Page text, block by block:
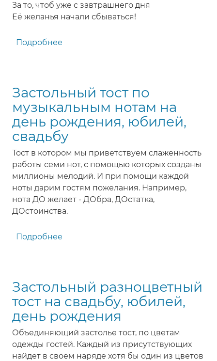
За то, чтоб уже с завтрашнего дня
Её желанья начали сбываться!
Подробнее
стихах
на
День
рождения
женщины
Застольный тост по
музыкальным нотам на
день рождения, юбилей,
свадьбу
Тост в котором мы приветствуем слаженность
работы семи нот, с помощью которых созданы
миллионы мелодий. И при помощи каждой
ноты дарим гостям пожелания. Например,
нота ДО желает - ДОбра, ДОстатка,
ДОстоинства.
Подробнее
музыкальным
нотам
на
день
рождения,
юбилей,
свадьбу
Застольный разноцветный
тост на свадьбу, юбилей,
день рождения
Объединяющий застолье тост, по цветам
одежды гостей. Каждый из присутствующих
найдет в своем наряде хотя бы один из цветов